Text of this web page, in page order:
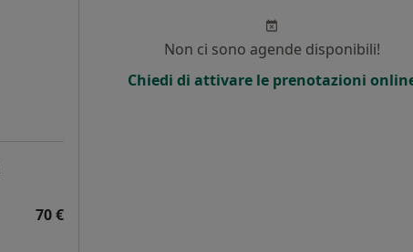
70 €
Non ci sono agende disponibili!
Chiedi di attivare le prenotazioni